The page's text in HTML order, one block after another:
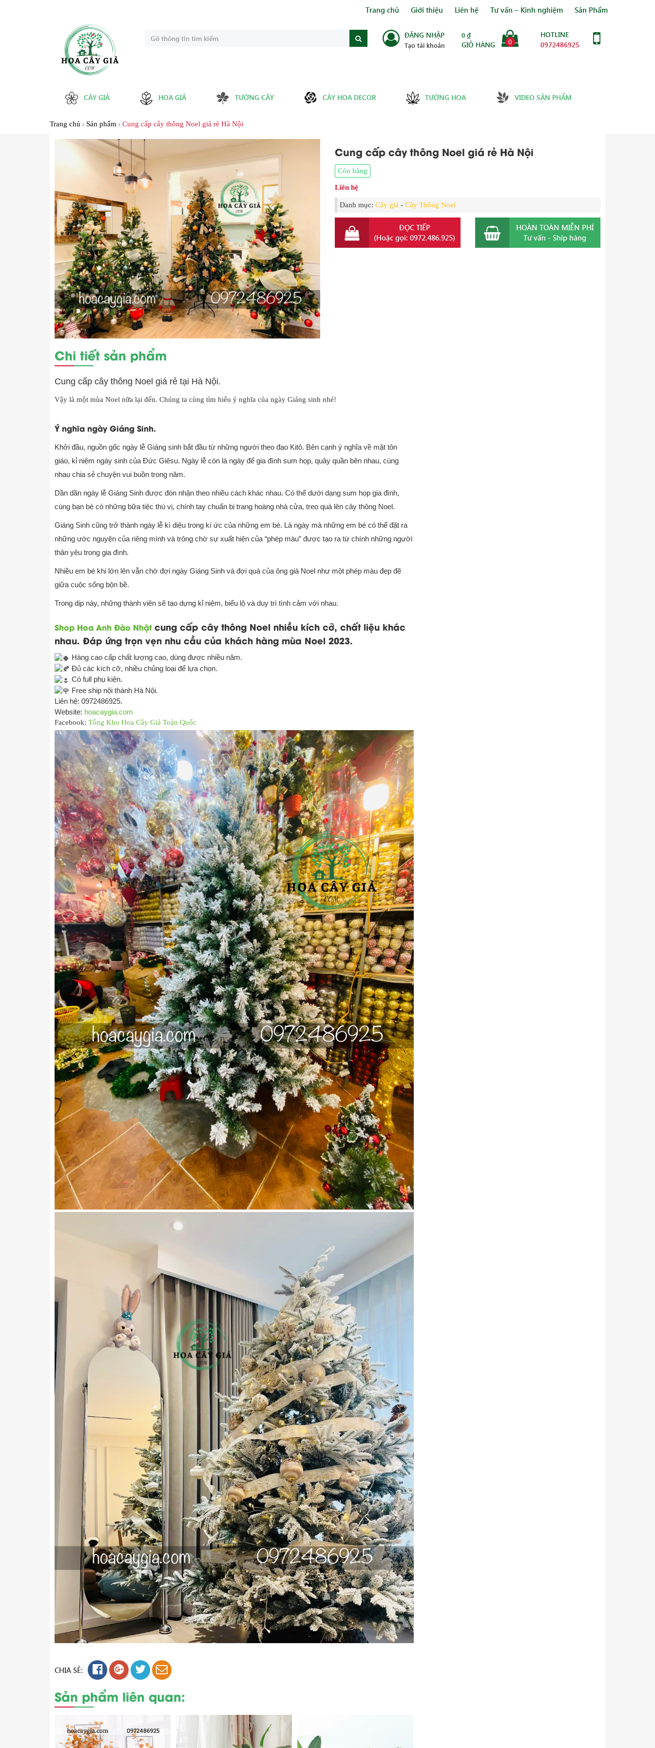
Trang chủ Giới thiệu Liên hệ Tư vấn – Kinh nghiệm Sản Phẩm
ĐĂNG NHẬP
Tạo tài khoản
0 ₫
GIỎ HÀNG 0
HOTLINE
0972486925
CÂY GIẢ HOA GIẢ TƯỜNG CÂY CÂY HOA DECOR TƯỜNG HOA VIDEO SẢN PHẨM
Trang chủ Sản phẩm Cung cấp cây thông Noel giá rẻ Hà Nội
Cung cấp cây thông Noel giá rẻ Hà Nội
Còn hàng
Liên hệ
Danh mục: Cây giả - Cây Thông Noel
ĐỌC TIẾP
(Hoặc gọi: 0972.486.925)
HOÀN TOÀN MIỄN PHÍ
Tư vấn - Ship hàng
Chi tiết sản phẩm
Cung cấp cây thông Noel giá rẻ tại Hà Nội.
Vậy là một mùa Noel nữa lại đến. Chúng ta cùng tìm hiểu ý nghĩa của ngày Giáng sinh nhé!
Ý nghĩa ngày Giáng Sinh.
Khởi đầu, nguồn gốc ngày lễ Giáng sinh bắt đầu từ những người theo đạo Kitô. Bên cạnh ý nghĩa về mặt tôn
giáo, kỉ niệm ngày sinh của Đức Giêsu. Ngày lễ còn là ngày để gia đình sum họp, quây quần bên nhau, cùng
nhau chia sẻ chuyện vui buồn trong năm.
Dần dần ngày lễ Giáng Sinh được đón nhận theo nhiều cách khác nhau. Có thể dưới dạng sum họp gia đình,
cùng bạn bè có những bữa tiệc thú vị, chính tay chuẩn bị trang hoàng nhà cửa, treo quà lên cây thông Noel.
Giáng Sinh cũng trở thành ngày lễ kì diệu trong kí ức của những em bé. Là ngày mà những em bé có thể đặt ra
những ước nguyện của riêng mình và trông chờ sự xuất hiện của “phép màu” được tạo ra từ chính những người
thân yêu trong gia đình.
Nhiều em bé khi lớn lên vẫn chờ đợi ngày Giáng Sinh và đợi quà của ông già Noel như một phép màu đẹp đẽ
giữa cuộc sống bộn bề.
Trong dịp này, những thành viên sẽ tạo dựng kỉ niệm, biểu lộ và duy trì tình cảm với nhau.
Shop Hoa Anh Đào Nhật cung cấp cây thông Noel nhiều kích cỡ, chất liệu khác
nhau. Đáp ứng trọn vẹn nhu cầu của khách hàng mùa Noel 2023.
Hàng cao cấp chất lượng cao, dùng được nhiều năm.
Đủ các kích cỡ, nhiều chủng loại để lựa chọn.
Có full phụ kiện.
Free ship nội thành Hà Nội.
Liên hệ: 0972486925.
Website: hoacaygia.com
Facebook: Tổng Kho Hoa Cây Giả Toàn Quốc
CHIA SẺ:
Sản phẩm liên quan: